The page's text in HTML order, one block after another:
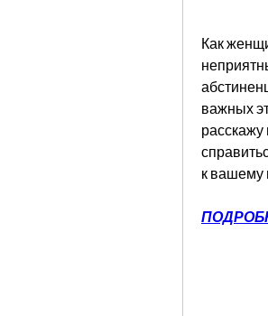
Как
важных
расскажу
к вашему